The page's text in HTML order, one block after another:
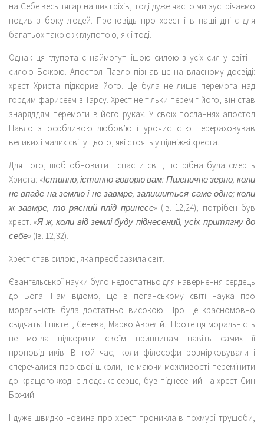
на Себе весь тягар наших гріхів, тоді дуже часто ми зустрічаємо
подив з боку людей. Проповідь про хрест і в наші дні є для
багатьох такою ж глупотою, як і тоді.
Однак ця глупота є наймогутнішою силою з усіх сил у світі –
силою Божою. Апостол Павло пізнав це на власному досвіді:
хрест Христа підкорив його. Це була не лише перемога над
гордим фарисеєм з Тарсу. Хрест не тільки переміг його, він став
знаряддям перемоги в його руках. У своїх посланнях апостол
Павло з особливою любов’ю і урочистістю перераховував
великих і малих світу цього, які стоять у підніжжі хреста.
Для того, щоб обновити і спасти світ, потрібна була смерть
Христа: «Істинно, істинно говорю вам: Пшеничне зерно, коли
не впаде на землю і не завмре, залишиться саме-одне; коли
ж завмре, то рясний плід принесе» (Ів. 12,24); потрібен був
хрест.«Я ж, коли від землі буду піднесений, усіх притягну до
себе» (Ів. 12,32).
Хрест став силою, яка преобразила світ.
Євангельської науки було недостатньо для навернення сердець
до Бога. Нам відомо, що в поганському світі наука про
моральність була достатньо високою. Про це красномовно
свідчать: Епіктет, Сенека, Марко Аврелій. Проте ця моральність
не могла підкорити своїм принципам навіть самих її
проповідників. В той час, коли філософи розмірковували і
сперечалися про свої школи, не маючи можливості перемінити
до кращого жодне людське серце, був піднесений на хрест Син
Божий.
І дуже швидко новина про хрест проникла в похмурі трущоби,